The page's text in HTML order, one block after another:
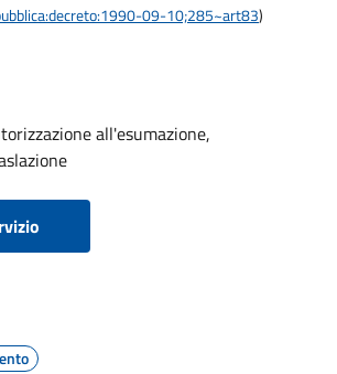
09-10;285~art83)
all'esumazione,